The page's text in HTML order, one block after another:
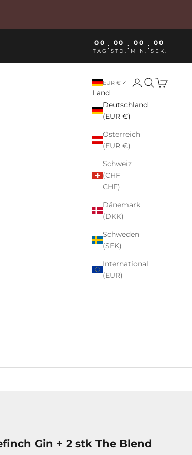
00
TAG
: 00
STD.
: 00
MIN.
: 00
SEK.
EUR €
Land
Deutschland
(EUR €)
Österreich
(EUR €)
Schweiz
(CHF
CHF)
Dänemark
(DKK)
Schweden
(SEK)
International
(EUR)
Anmelden
Suchen
Gin + 2 stk The Blend